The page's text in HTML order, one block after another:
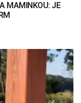
MAMINKOU: JE